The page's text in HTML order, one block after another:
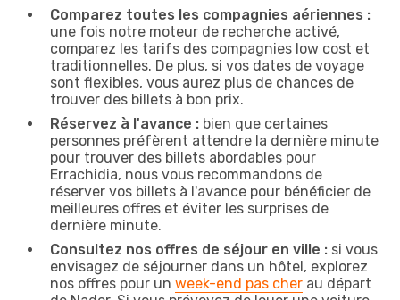
Comparez toutes les compagnies aériennes :
une fois notre moteur de recherche activé,
comparez les tarifs des compagnies low cost et
traditionnelles. De plus, si vos dates de voyage
sont flexibles, vous aurez plus de chances de
trouver des billets à bon prix.
Réservez à l'avance : bien que certaines
personnes préfèrent attendre la dernière minute
pour trouver des billets abordables pour
Errachidia, nous vous recommandons de
réserver vos billets à l'avance pour bénéficier de
meilleures offres et éviter les surprises de
dernière minute.
Consultez nos offres de séjour en ville : si vous
envisagez de séjourner dans un hôtel, explorez
nos offres pour un week-end pas cher au départ